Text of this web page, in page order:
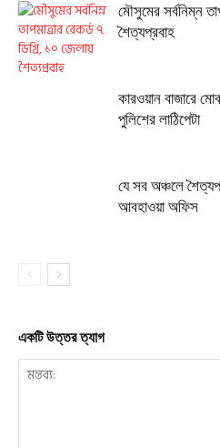
মৌসুমের সর্বনিম্ন
শৈত্যপ্রবাহ
কারওয়ান বাজারে
পুলিশের লাঠিপেটা
যে সব অঞ্চলে
আবহাওয়া অফিস
একটি উত্তর ত্যাগ